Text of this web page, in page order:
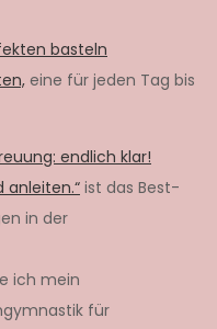
basteln
eine für jeden Tag bis
endlich klar!
anleiten.“ ist das Best-
in der
ich mein
für